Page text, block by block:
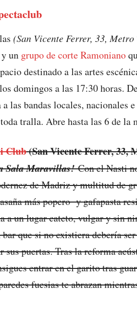
(San Vicente Ferrer, 33,
un grupo de corte Ramoniano
destinado a las artes
domingos a las 17:30 horas.
las bandas locales, nacionales
tralla. Abre hasta las 6 de la
Club(San Vicente Ferrer, 33,
Sala Maravillas!Con el Nasti
de Madriz y multitud de
más popero y gafapasta
a un lugar cateto, vulgar y sin
bar que si no existiera debería
sus puertas. Tras la reforma
entrar en el garito tras
fucsias te abrazan